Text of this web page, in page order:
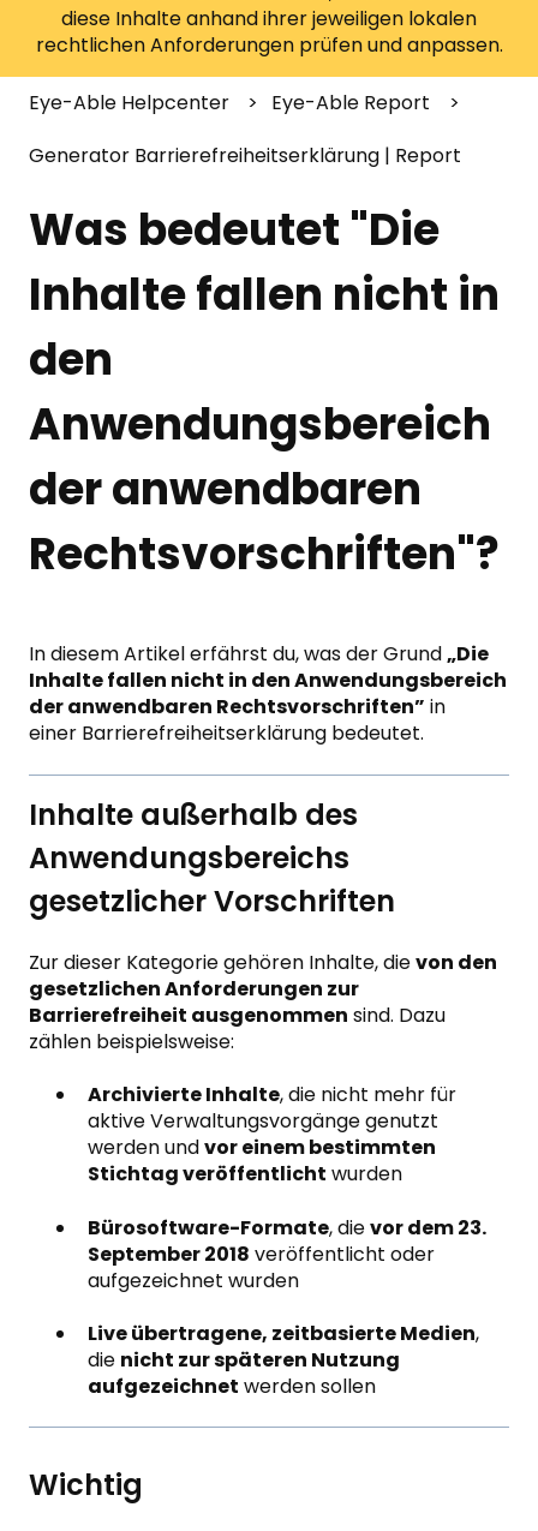
diese Inhalte anhand ihrer jeweiligen lokalen
rechtlichen Anforderungen prüfen und anpassen.
Eye-Able Helpcenter
Eye-Able Report
Generator Barrierefreiheitserklärung | Report
Was bedeutet "Die
Inhalte fallen nicht in
den
Anwendungsbereich
der anwendbaren
Rechtsvorschriften"?
In diesem Artikel erfährst du, was der Grund„Die
Inhalte fallen nicht in den Anwendungsbereich
der anwendbaren Rechtsvorschriften” in
einer Barrierefreiheitserklärung bedeutet.
Inhalte außerhalb des
Anwendungsbereichs
gesetzlicher Vorschriften
Zur dieser Kategorie gehören Inhalte, dievon den
gesetzlichen Anforderungen zur
Barrierefreiheit ausgenommen sind. Dazu
zählen beispielsweise:
Archivierte Inhalte, die nicht mehr für
aktive Verwaltungsvorgänge genutzt
werden undvor einem bestimmten
Stichtag veröffentlicht wurden
Bürosoftware-Formate, dievor dem 23.
September 2018 veröffentlicht oder
aufgezeichnet wurden
Live übertragene, zeitbasierte Medien,
die nicht zur späteren Nutzung
aufgezeichnet werden sollen
Wichtig